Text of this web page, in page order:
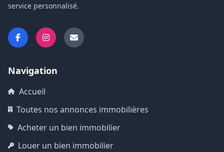
service personnalisé.
Navigation
Accueil
Toutes nos annonces immobilières
Acheter un bien immobilier
Louer un bien immobilier